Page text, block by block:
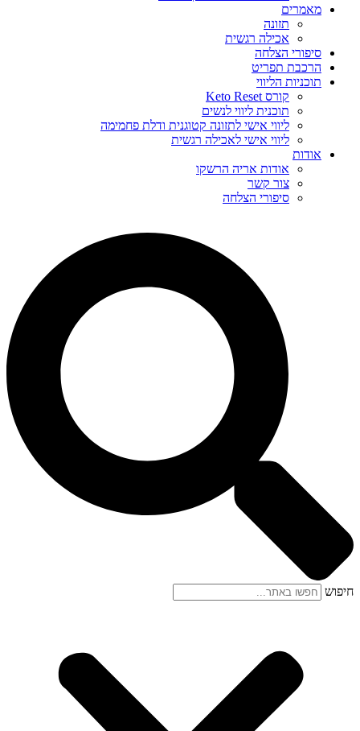
מאמרים
תזונה
אכילה רגשית
סיפורי הצלחה
הרכבת תפריט
תוכניות הליווי
קורס Keto Reset
תוכנית ליווי לנשים
ליווי אישי לתזונה קטוגנית ודלת פחמימה
ליווי אישי לאכילה רגשית
אודות
אודות אריה הרשקו
צור קשר
סיפורי הצלחה
חיפוש